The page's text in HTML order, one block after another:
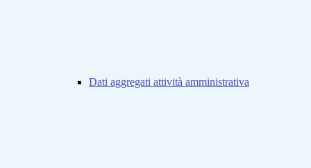
Dati aggregati attività amministrativa